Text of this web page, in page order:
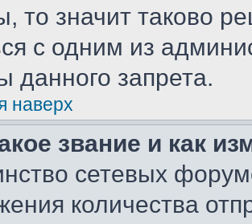
то значит таково
с одним из
данного запрета.
наверх
звание и как
сетевых
количества